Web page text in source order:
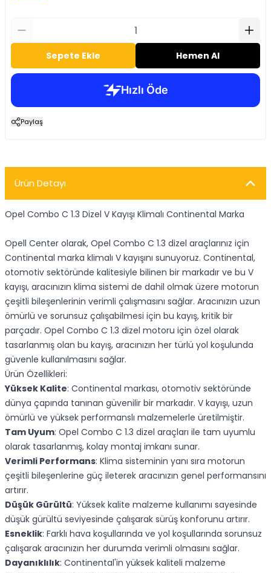
Sepete Ekle Hemen Al
Paylaş
Ürün Detayı
Opel Combo C 1.3 Dizel V Kayışı Klimalı Continental Marka
Opell Center olarak, Opel Combo C 1.3 dizel araçlarınız için
Continental marka klimalı V kayışını sunuyoruz. Continental,
otomotiv sektöründe kalitesiyle bilinen bir markadır ve bu V
kayışı, aracınızın klima sistemi de dahil olmak üzere motorun
çeşitli bileşenlerinin verimli çalışmasını sağlar. Aracınızın uzun
ömürlü ve sorunsuz çalışabilmesi için bu kayış, kritik bir
parçadır. Opel Combo C 1.3 dizel motoru için özel olarak
tasarlanmış olan bu kayış, aracınızın her türlü yol koşulunda
güvenle kullanılmasını sağlar.
Ürün Özellikleri:
Yüksek Kalite: Continental markası, otomotiv sektöründe
dünya çapında tanınan güvenilir bir markadır. V kayışı, uzun
ömürlü ve yüksek performanslı malzemelerle üretilmiştir.
Tam Uyum: Opel Combo C 1.3 dizel araçları ile tam uyumlu
olarak tasarlanmış, kolay montaj imkanı sunar.
Verimli Performans: Klima sisteminin yanı sıra motorun
çeşitli bileşenlerine güç ileterek aracınızın genel performansını
artırır.
Düşük Gürültü: Yüksek kalite malzeme kullanımı sayesinde
düşük gürültü seviyesinde çalışarak sürüş konforunu artırır.
Esneklik: Farklı hava koşullarında ve yol koşullarında sorunsuz
çalışarak aracınızın her durumda verimli olmasını sağlar.
Dayanıklılık: Continental'in yüksek kaliteli malzeme